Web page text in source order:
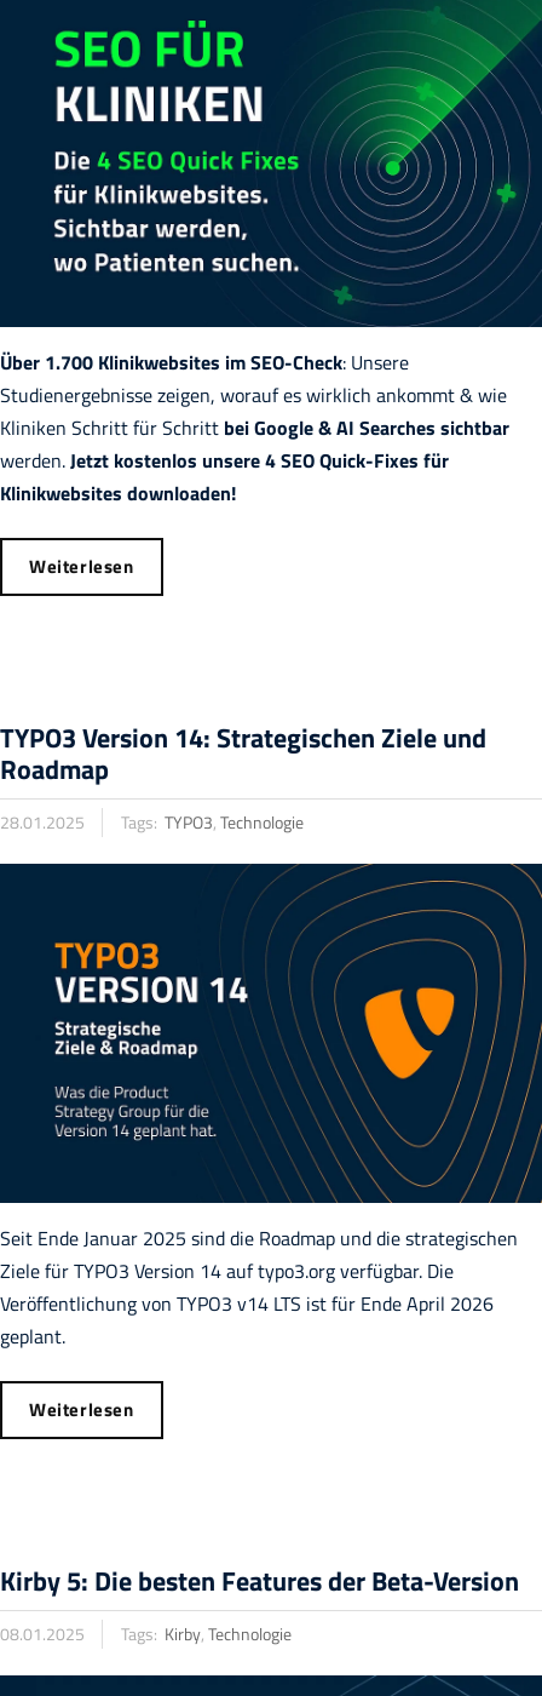
Über 1.700 Klinikwebsites im SEO-Check: Unsere
Studienergebnisse zeigen, worauf es wirklich ankommt & wie
Kliniken Schritt für Schritt bei Google & AI Searches sichtbar
werden.Jetzt kostenlos unsere 4 SEO Quick-Fixes für
Klinikwebsites downloaden!
Weiterlesen
TYPO3 Version 14: Strategischen Ziele und
Roadmap
28.01.2025 Tags: TYPO3,Technologie
Seit Ende Januar 2025 sind die Roadmap und die strategischen
Ziele für TYPO3 Version 14 auf typo3.org verfügbar. Die
Veröffentlichung von TYPO3 v14 LTS ist für Ende April 2026
geplant.
Weiterlesen
Kirby 5: Die besten Features der Beta-Version
08.01.2025 Tags: Kirby,Technologie